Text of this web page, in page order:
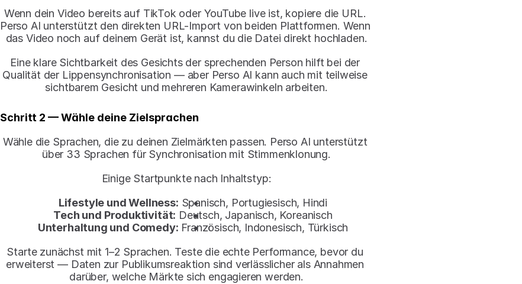
Wenn dein Video bereits auf TikTok oder YouTube live ist, kopiere die URL.
Perso AI unterstützt den direkten URL-Import von beiden Plattformen. Wenn
das Video noch auf deinem Gerät ist, kannst du die Datei direkt hochladen.
Eine klare Sichtbarkeit des Gesichts der sprechenden Person hilft bei der
Qualität der Lippensynchronisation — aber Perso AI kann auch mit teilweise
sichtbarem Gesicht und mehreren Kamerawinkeln arbeiten.
Schritt 2 — Wähle deine Zielsprachen
Wähle die Sprachen, die zu deinen Zielmärkten passen. Perso AI unterstützt
über 33 Sprachen für Synchronisation mit Stimmenklonung.
Einige Startpunkte nach Inhaltstyp:
Lifestyle und Wellness: Spanisch, Portugiesisch, Hindi
Tech und Produktivität: Deutsch, Japanisch, Koreanisch
Unterhaltung und Comedy: Französisch, Indonesisch, Türkisch
Starte zunächst mit 1–2 Sprachen. Teste die echte Performance, bevor du
erweiterst — Daten zur Publikumsreaktion sind verlässlicher als Annahmen
darüber, welche Märkte sich engagieren werden.